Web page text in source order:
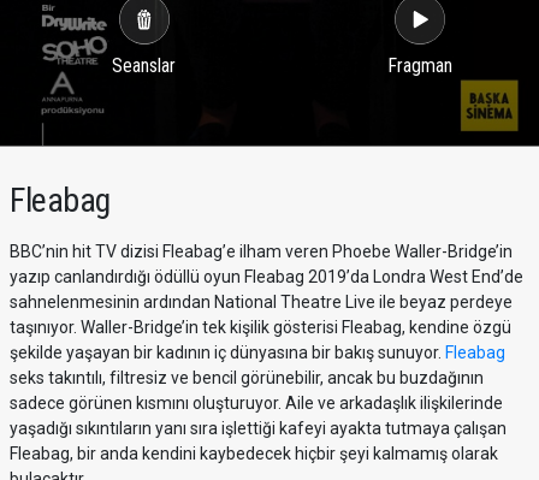
Seanslar Fragman
Fleabag
BBC’nin hit TV dizisi Fleabag’e ilham veren Phoebe Waller-Bridge’in
yazıp canlandırdığı ödüllü oyun Fleabag 2019’da Londra West End’de
sahnelenmesinin ardından National Theatre Live ile beyaz perdeye
taşınıyor. Waller-Bridge’in tek kişilik gösterisi Fleabag, kendine özgü
şekilde yaşayan bir kadının iç dünyasına bir bakış sunuyor. Fleabag
seks takıntılı, filtresiz ve bencil görünebilir, ancak bu buzdağının
sadece görünen kısmını oluşturuyor. Aile ve arkadaşlık ilişkilerinde
yaşadığı sıkıntıların yanı sıra işlettiği kafeyi ayakta tutmaya çalışan
Fleabag, bir anda kendini kaybedecek hiçbir şeyi kalmamış olarak